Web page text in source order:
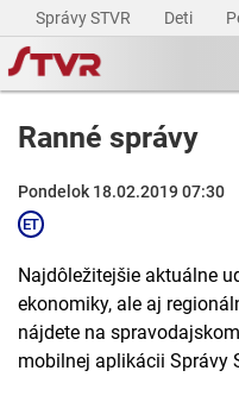
Správy STVR Deti
Ranné správy
Pondelok 18.02.2019 07:30
Najdôležitejšie aktuálne
ekonomiky, ale aj
nájdete na
mobilnej aplikácii Správy